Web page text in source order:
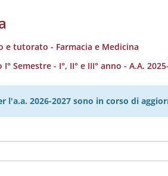
e tutorato - Farmacia e Medicina
Semestre - I°, II° e III° anno - A.A.
l'a.a. 2026-2027 sono in corso di